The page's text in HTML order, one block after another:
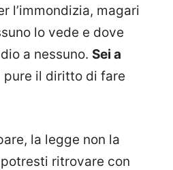
l’immondizia, magari
lo vede e dove
a nessuno. Sei a
pure il diritto di fare
la legge non la
ritrovare con